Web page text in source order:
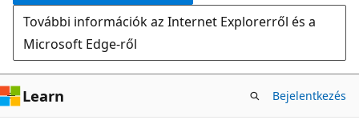
További információk az Internet Explorerről és a
Microsoft Edge-ről
Learn Bejelentkezés